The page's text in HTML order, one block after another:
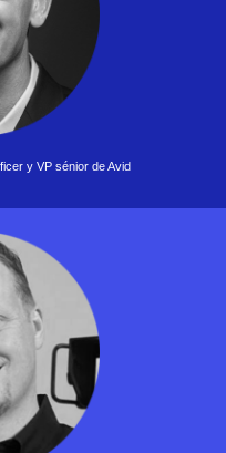
y VP sénior de Avid